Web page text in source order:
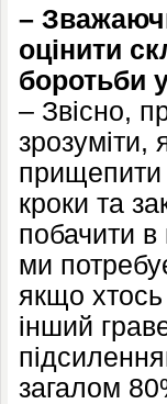
–
оцінити
боротьби
– Звісно,
прищепити
кроки та
побачити в
ми
якщо хтось
інший
загалом